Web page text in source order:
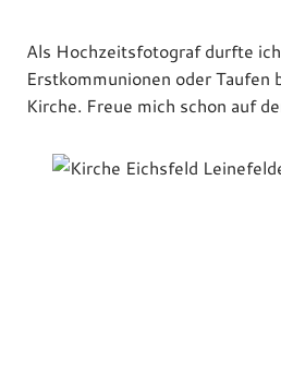
Als Hochzeitsfotograf durfte
Erstkommunionen oder Taufen
Kirche. Freue mich schon auf